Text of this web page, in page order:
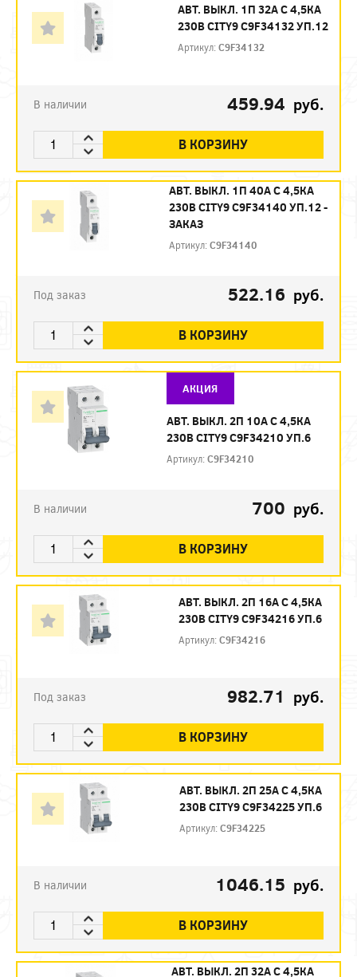
АВТ. ВЫКЛ. 1П 32А С 4,5КА
230В CITY9 C9F34132 УП.12
Артикул:C9F34132
В наличии 459.94 руб.
В КОРЗИНУ
АВТ. ВЫКЛ. 1П 40А С 4,5КА
230В CITY9 C9F34140 УП.12 -
ЗАКАЗ
Артикул:C9F34140
Под заказ 522.16 руб.
В КОРЗИНУ
АКЦИЯ
АВТ. ВЫКЛ. 2П 10А С 4,5КА
230В CITY9 C9F34210 УП.6
Артикул:C9F34210
В наличии 700 руб.
В КОРЗИНУ
АВТ. ВЫКЛ. 2П 16А С 4,5КА
230В CITY9 C9F34216 УП.6
Артикул:C9F34216
Под заказ 982.71 руб.
В КОРЗИНУ
АВТ. ВЫКЛ. 2П 25А С 4,5КА
230В CITY9 C9F34225 УП.6
Артикул:C9F34225
В наличии 1046.15 руб.
В КОРЗИНУ
АВТ. ВЫКЛ. 2П 32А С 4,5КА